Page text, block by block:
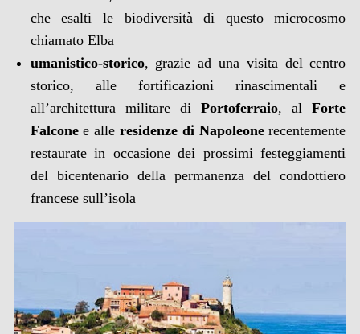
che esalti le biodiversità di questo microcosmo
chiamato Elba
umanistico-storico, grazie ad una visita del centro
storico, alle fortificazioni rinascimentali e
all’architettura militare diPortoferraio, alForte
Falconee alle residenze di Napoleonerecentemente
restaurate in occasione dei prossimi festeggiamenti
del bicentenario della permanenza del condottiero
francese sull’isola